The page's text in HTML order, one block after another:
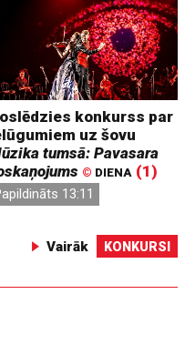
konkurss par
uz šovu
tumsā: Pavasara
© DIENA (1)
13:11
Vairāk KONKURSI